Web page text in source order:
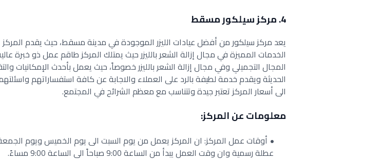
4. مركز سيلكور مسقط
يعد مركز سيلكور من أفضل عيادات الليزر الموجودة في مدينة مسقط، حيث يقدم
الخدمات المميزة في مجال إزالة الشعر بالليزر حيث يمتلك المركز طاقم عمل ذو خبرة
المجال التجميلي وفي مجال إزالة الشعر بالليزر خصوصاً، حيث يعمل بأحدث الإمكانيات
الحديثة ويقدم خدمة لطيفة بالرد على العملاء والاجابة عن كافة استفساراتهم
الى أسعار المركز تعتبر جيدة وتتناسب مع معظم الشرائح في المجتمع.
معلومات عن المركز:
أوقات عمل المركز: ان المركز يعمل من يوم السبت الى يوم الخميس ويوم
عطلة رسمية وان وقت العمل يبدأ من الساعة 9:00 صباحاً الى الساعة 9:00 مساءً.